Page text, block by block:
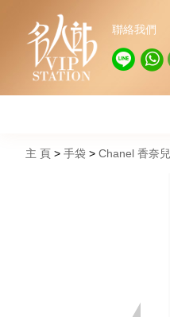
聯絡我們
主 頁 手袋 Chanel 香奈兒